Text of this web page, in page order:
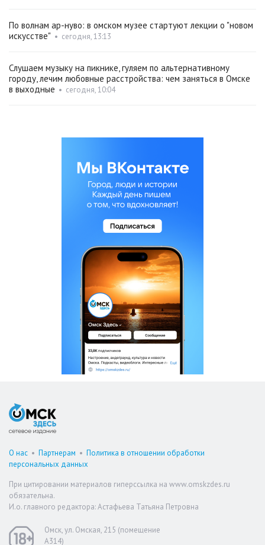
По волнам ар-нуво: в омском музее стартуют лекции о "новом
искусстве" • сегодня, 13:13
Слушаем музыку на пикнике, гуляем по альтернативному
городу, лечим любовные расстройства: чем заняться в Омске
в выходные • сегодня, 10:04
О нас • Партнерам • Политика в отношении обработки
персональных данных
При цитировании материалов гиперссылка на www.omskzdes.ru
обязательна.
И.о. главного редактора: Астафьева Татьяна Петровна
Омск, ул. Омская, 215 (помещение
А314)